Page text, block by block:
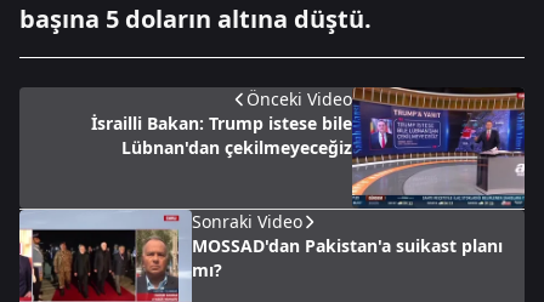
başına 5 doların altına düştü.
Önceki Video
İsrailli Bakan: Trump istese bile
Lübnan'dan çekilmeyeceğiz
Sonraki Video
MOSSAD'dan Pakistan'a suikast planı
mı?